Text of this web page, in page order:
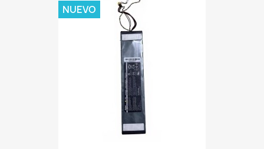
NUEVO